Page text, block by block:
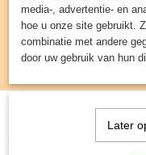
Inloggen Registreren
Spellen &
media-, advertentie- en
hoe u onze site gebruikt.
combinatie met andere
door uw gebruik van hun
Later